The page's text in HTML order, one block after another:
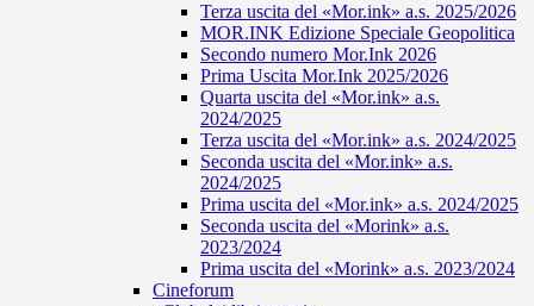
Terza uscita del «Mor.ink» a.s. 2025/2026
MOR.INK Edizione Speciale Geopolitica
Secondo numero Mor.Ink 2026
Prima Uscita Mor.Ink 2025/2026
Quarta uscita del «Mor.ink» a.s.
2024/2025
Terza uscita del «Mor.ink» a.s. 2024/2025
Seconda uscita del «Mor.ink» a.s.
2024/2025
Prima uscita del «Mor.ink» a.s. 2024/2025
Seconda uscita del «Morink» a.s.
2023/2024
Prima uscita del «Morink» a.s. 2023/2024
Cineforum